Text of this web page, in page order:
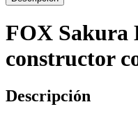
FOX Sakura
constructor
Descripción